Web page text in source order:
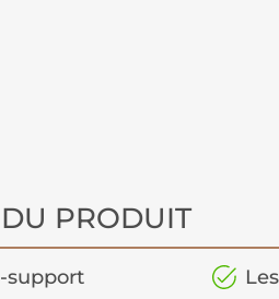
DU PRODUIT
support